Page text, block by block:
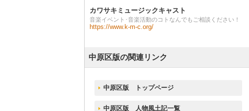
カワサキミュージックキャスト
音楽イベント･音楽活動のコトなんでもご相談ください！
https://www.k-m-c.org/
中原区版の関連リンク
中原区版 トップページ
中原区版 人物風土記一覧